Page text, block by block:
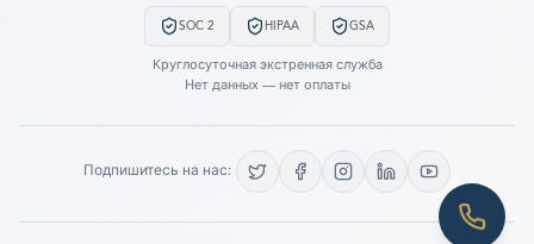
SOC 2 HIPAA GSA
Круглосуточная экстренная служба
Нет данных — нет оплаты
Подпишитесь на нас:
LET US CALL YOU NOW!
REQUEST AN ESTIMATE